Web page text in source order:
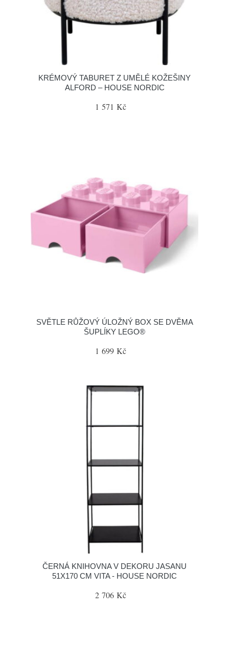
KRÉMOVÝ TABURET Z UMĚLÉ KOŽEŠINY
ALFORD – HOUSE NORDIC
1 571 Kč
SVĚTLE RŮŽOVÝ ÚLOŽNÝ BOX SE DVĚMA
ŠUPLÍKY LEGO®
1 699 Kč
ČERNÁ KNIHOVNA V DEKORU JASANU
51X170 CM VITA - HOUSE NORDIC
2 706 Kč